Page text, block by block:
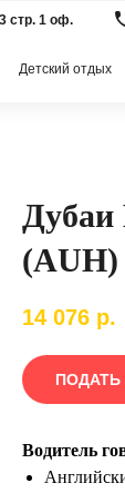
Детский отдых
стр. 1 оф.
Дубаи
(AUH)
14 076 р.
ПОДАТЬ
Водитель